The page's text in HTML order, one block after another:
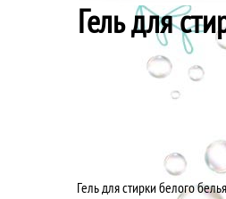
Гель для
Гель для стирки белого